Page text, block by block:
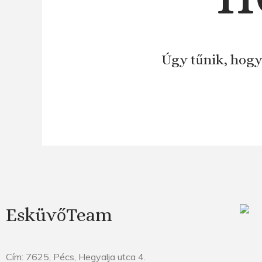
Úgy tűnik,
EsküvőTeam
Cím: 7625, Pécs, Hegyalja utca 4.